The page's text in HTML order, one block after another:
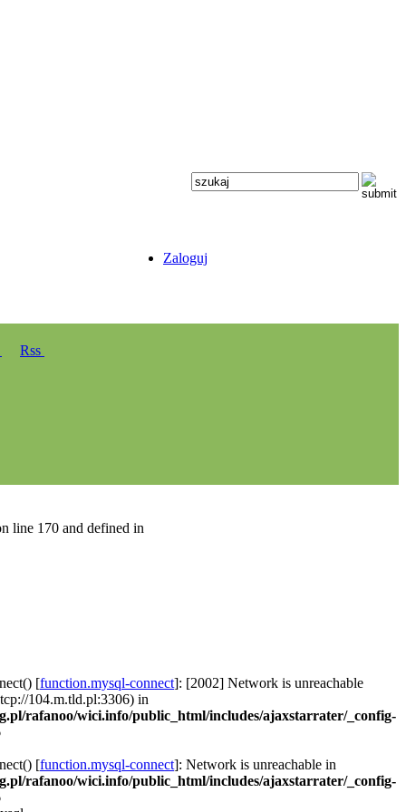
Zaloguj
Rss
line 170 and defined in
[function.mysql-connect]: [2002] Network is unreachable
104.m.tld.pl:3306) in
rafanoo/wici.info/public_html/includes/ajaxstarrater/_config-
[function.mysql-connect]: Network is unreachable in
rafanoo/wici.info/public_html/includes/ajaxstarrater/_config-